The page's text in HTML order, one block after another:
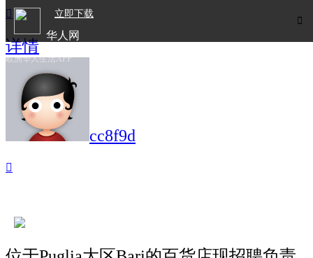

立即下载
华人网
欧洲华人生活APP

详情
cc8f9d
